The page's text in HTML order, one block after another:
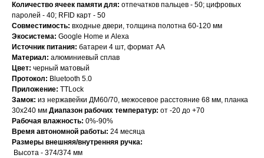
Количество ячеек памяти для: отпечатков пальцев - 50; цифровых
паролей - 40; RFID карт - 50
Совместимость: входные двери, толщина полотна 60-120 мм
Экосистема: Google Home и Alexa
Источник питания: батареи 4 шт, формат AA
Материал: алюминиевый сплав
Цвет: черный матовый
Протокол: Bluetooth 5.0
Приложение: TTLock
Замок: из нержавейки ДМ60/70, межосевое расстояние 68 мм, планка
30х240 мм Диапазон рабочих температур: от -20 до +70
Рабочая влажность: 0%-90%
Время автономной работы: 24 месяца
Размеры внешняя/внутренняя ручка:
Высота - 374/374 мм